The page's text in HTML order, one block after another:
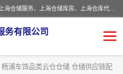
上海星力仓储服务有限公司从事：上海仓储服务、上海仓储库房、上海仓库代运营、上海仓库对外出租、上海仓库外包、上海三方仓储、上海电商仓储代发、上海电商代发货仓库、上海托管仓库、上海仓储配送。上海星力仓储服务有限公司现在拥有100个分仓、10万余平方的标准库房，精炼员工几百名，与几千家客户合作，公司已跻身上海仓储行业前列。欢迎来电咨询！
务有限公司
杨浦车饰品类云仓仓储 仓储供应链配